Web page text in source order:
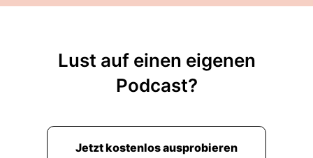
Lust auf einen eigenen
Podcast?
Jetzt kostenlos ausprobieren